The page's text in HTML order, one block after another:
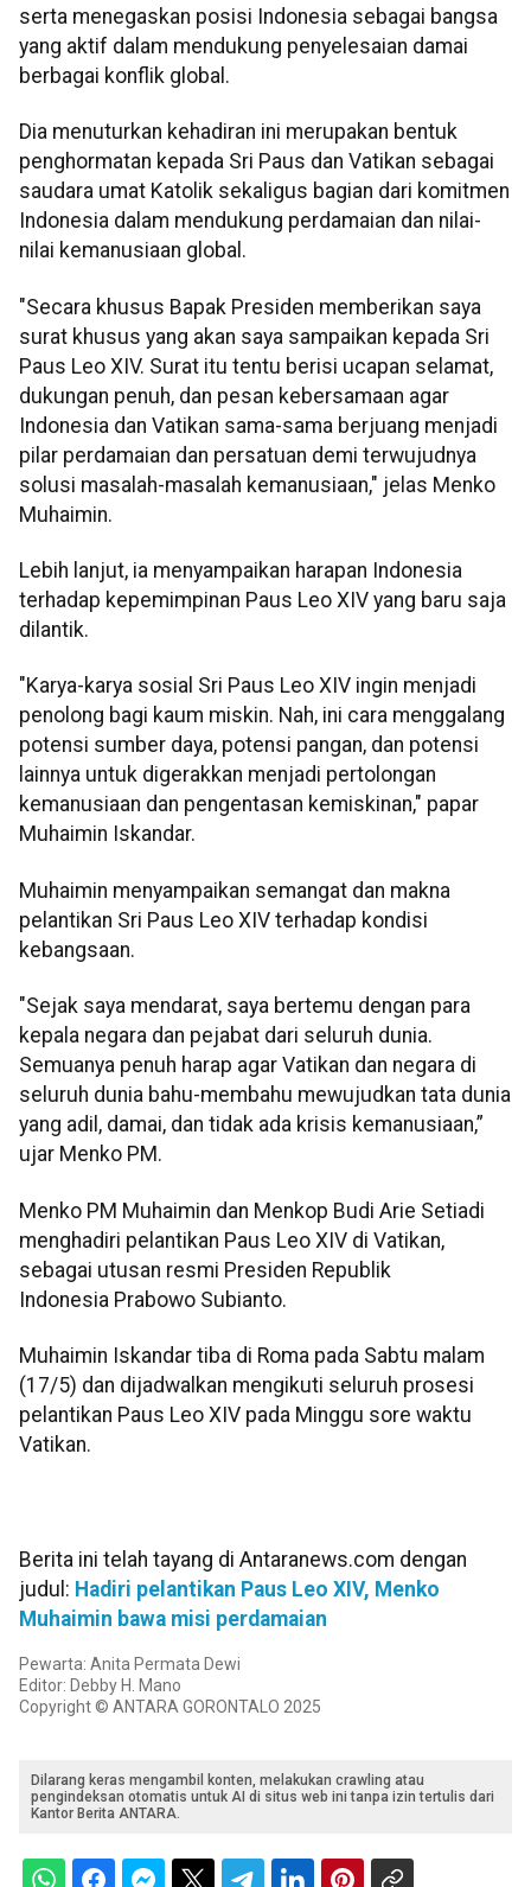
serta menegaskan posisi Indonesia sebagai bangsa
yang aktif dalam mendukung penyelesaian damai
berbagai konflik global.
Dia menuturkan kehadiran ini merupakan bentuk
penghormatan kepada Sri Paus dan Vatikan sebagai
saudara umat Katolik sekaligus bagian dari komitmen
Indonesia dalam mendukung perdamaian dan nilai-
nilai kemanusiaan global.
"Secara khusus Bapak Presiden memberikan saya
surat khusus yang akan saya sampaikan kepada Sri
Paus Leo XIV. Surat itu tentu berisi ucapan selamat,
dukungan penuh, dan pesan kebersamaan agar
Indonesia dan Vatikan sama-sama berjuang menjadi
pilar perdamaian dan persatuan demi terwujudnya
solusi masalah-masalah kemanusiaan," jelas Menko
Muhaimin.
Lebih lanjut, ia menyampaikan harapan Indonesia
terhadap kepemimpinan Paus Leo XIV yang baru saja
dilantik.
"Karya-karya sosial Sri Paus Leo XIV ingin menjadi
penolong bagi kaum miskin. Nah, ini cara menggalang
potensi sumber daya, potensi pangan, dan potensi
lainnya untuk digerakkan menjadi pertolongan
kemanusiaan dan pengentasan kemiskinan," papar
Muhaimin Iskandar.
Muhaimin menyampaikan semangat dan makna
pelantikan Sri Paus Leo XIV terhadap kondisi
kebangsaan.
"Sejak saya mendarat, saya bertemu dengan para
kepala negara dan pejabat dari seluruh dunia.
Semuanya penuh harap agar Vatikan dan negara di
seluruh dunia bahu-membahu mewujudkan tata dunia
yang adil, damai, dan tidak ada krisis kemanusiaan,”
ujar Menko PM.
Menko PM Muhaimin dan Menkop Budi Arie Setiadi
menghadiri pelantikan Paus Leo XIV di Vatikan,
sebagai utusan resmi Presiden Republik
Indonesia Prabowo Subianto.
Muhaimin Iskandar tiba di Roma pada Sabtu malam
(17/5) dan dijadwalkan mengikuti seluruh prosesi
pelantikan Paus Leo XIV pada Minggu sore waktu
Vatikan.
Berita ini telah tayang di Antaranews.com dengan
judul: Hadiri pelantikan Paus Leo XIV, Menko
Muhaimin bawa misi perdamaian
Pewarta: Anita Permata Dewi
Editor: Debby H. Mano
Copyright © ANTARA GORONTALO 2025
Dilarang keras mengambil konten, melakukan crawling atau
pengindeksan otomatis untuk AI di situs web ini tanpa izin tertulis dari
Kantor Berita ANTARA.